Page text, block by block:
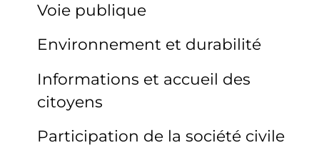
Voie publique
Environnement et durabilité
Informations et accueil des
citoyens
Participation de la société civile